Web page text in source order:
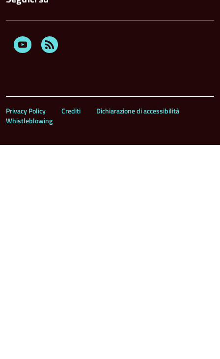
Youtube
Privacy Policy Crediti
Dichiarazione di accessibilità
Whistleblowing